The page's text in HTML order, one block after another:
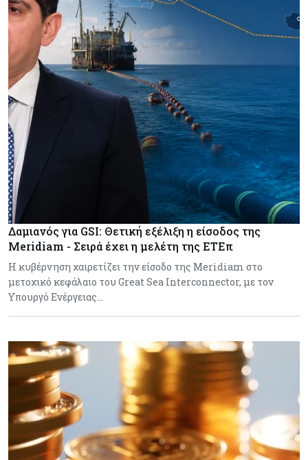
Δαμιανός για GSI: Θετική εξέλιξη η είσοδος της
Meridiam - Σειρά έχει η μελέτη της ΕΤΕπ
Η κυβέρνηση χαιρετίζει την είσοδο της Meridiam στο
μετοχικό κεφάλαιο του Great Sea Interconnector, με τον
Υπουργό Ενέργειας…